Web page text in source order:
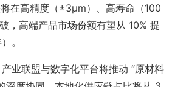
在高精度（±3μm）、高寿命（100
，高端产品市场份额有望从 10% 提
。
业联盟与数字化平台将推动 “原材料